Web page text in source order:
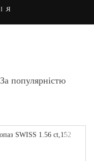
За популярністю